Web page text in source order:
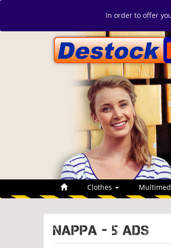
In order to offer
Clothes
NAPPA - 5 ads